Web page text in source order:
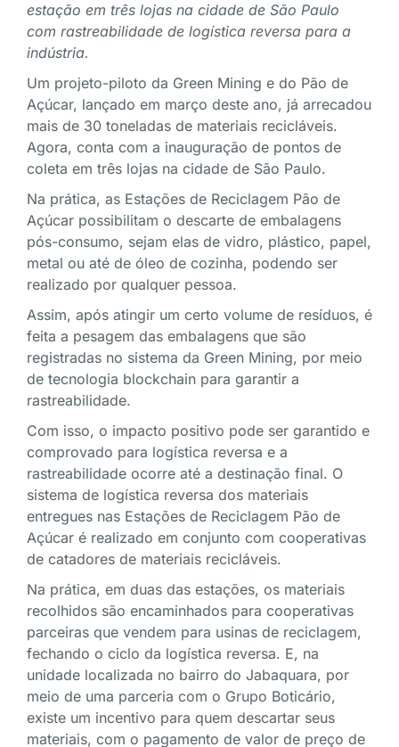
estação em três lojas na cidade de São Paulo
com rastreabilidade de logística reversa para a
indústria.
Um projeto-piloto da Green Mining e do Pão de
Açúcar, lançado em março deste ano, já arrecadou
mais de 30 toneladas de materiais recicláveis.
Agora, conta com a inauguração de pontos de
coleta em três lojas na cidade de São Paulo.
Na prática, as Estações de Reciclagem Pão de
Açúcar possibilitam o descarte de embalagens
pós-consumo, sejam elas de vidro, plástico, papel,
metal ou até de óleo de cozinha, podendo ser
realizado por qualquer pessoa.
Assim, após atingir um certo volume de resíduos, é
feita a pesagem das embalagens que são
registradas no sistema da Green Mining, por meio
de tecnologia blockchain para garantir a
rastreabilidade.
Com isso, o impacto positivo pode ser garantido e
comprovado para logística reversa e a
rastreabilidade ocorre até a destinação final. O
sistema de logística reversa dos materiais
entregues nas Estações de Reciclagem Pão de
Açúcar é realizado em conjunto com cooperativas
de catadores de materiais recicláveis.
Na prática, em duas das estações, os materiais
recolhidos são encaminhados para cooperativas
parceiras que vendem para usinas de reciclagem,
fechando o ciclo da logística reversa. E, na
unidade localizada no bairro do Jabaquara, por
meio de uma parceria com o Grupo Boticário,
existe um incentivo para quem descartar seus
materiais, com o pagamento de valor de preço de